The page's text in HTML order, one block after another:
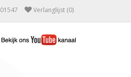
Verlanglijst (0)